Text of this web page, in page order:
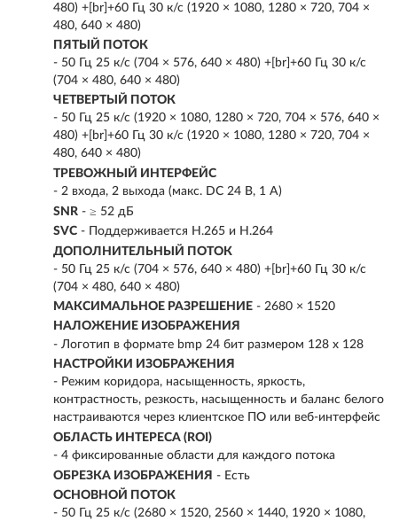
480) +[br]+60 Гц 30 к/с (1920 × 1080, 1280 × 720, 704 ×
480, 640 × 480)
ПЯТЫЙ ПОТОК
- 50 Гц 25 к/с (704 × 576, 640 × 480) +[br]+60 Гц 30 к/с
(704 × 480, 640 × 480)
ЧЕТВЕРТЫЙ ПОТОК
- 50 Гц 25 к/с (1920 × 1080, 1280 × 720, 704 × 576, 640 ×
480) +[br]+60 Гц 30 к/с (1920 × 1080, 1280 × 720, 704 ×
480, 640 × 480)
ТРЕВОЖНЫЙ ИНТЕРФЕЙС
- 2 входа, 2 выхода (макс. DC 24 В, 1 A)
SNR - ≥ 52 дБ
SVC - Поддерживается H.265 и H.264
ДОПОЛНИТЕЛЬНЫЙ ПОТОК
- 50 Гц 25 к/с (704 × 576, 640 × 480) +[br]+60 Гц 30 к/с
(704 × 480, 640 × 480)
МАКСИМАЛЬНОЕ РАЗРЕШЕНИЕ - 2680 × 1520
НАЛОЖЕНИЕ ИЗОБРАЖЕНИЯ
- Логотип в формате bmp 24 бит размером 128 х 128
НАСТРОЙКИ ИЗОБРАЖЕНИЯ
- Режим коридора, насыщенность, яркость,
контрастность, резкость, насыщенность и баланс белого
настраиваются через клиентское ПО или веб-интерфейс
ОБЛАСТЬ ИНТЕРЕСА (ROI)
- 4 фиксированные области для каждого потока
ОБРЕЗКА ИЗОБРАЖЕНИЯ - Есть
ОСНОВНОЙ ПОТОК
- 50 Гц 25 к/с (2680 × 1520, 2560 × 1440, 1920 × 1080,